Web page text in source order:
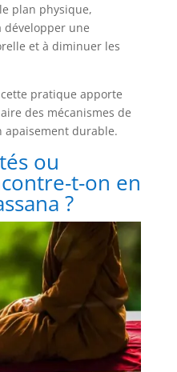
plan physique,
développer une
et à diminuer les
pratique apporte
des mécanismes de
apaisement durable.
ou
t-on en
?